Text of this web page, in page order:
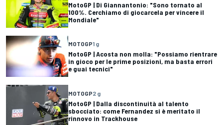
MotoGP | Di Giannantonio: "Sono tornato al
100%. Cerchiamo di giocarcela per vincere il
Mondiale"
MOTOGP1 g
MotoGP | Acosta non molla: "Possiamo rientrare
in gioco per le prime posizioni, ma basta errori
e guai tecnici"
MOTOGP2 g
MotoGP | Dalla discontinuità al talento
sbocciato: come Fernandez si è meritato il
rinnovo in Trackhouse